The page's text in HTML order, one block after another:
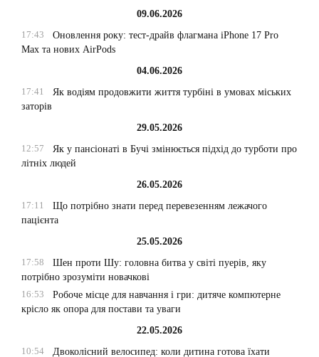
09.06.2026
17:43
Оновлення року: тест-драйв флагмана iPhone 17 Pro
Max та нових AirPods
04.06.2026
17:41
Як водіям продовжити життя турбіні в умовах міських
заторів
29.05.2026
12:57
Як у пансіонаті в Бучі змінюється підхід до турботи про
літніх людей
26.05.2026
17:11
Що потрібно знати перед перевезенням лежачого
пацієнта
25.05.2026
17:58
Шен проти Шу: головна битва у світі пуерів, яку
потрібно зрозуміти новачкові
16:53
Робоче місце для навчання і гри: дитяче компютерне
крісло як опора для постави та уваги
22.05.2026
10:54
Двоколісний велосипед: коли дитина готова їхати